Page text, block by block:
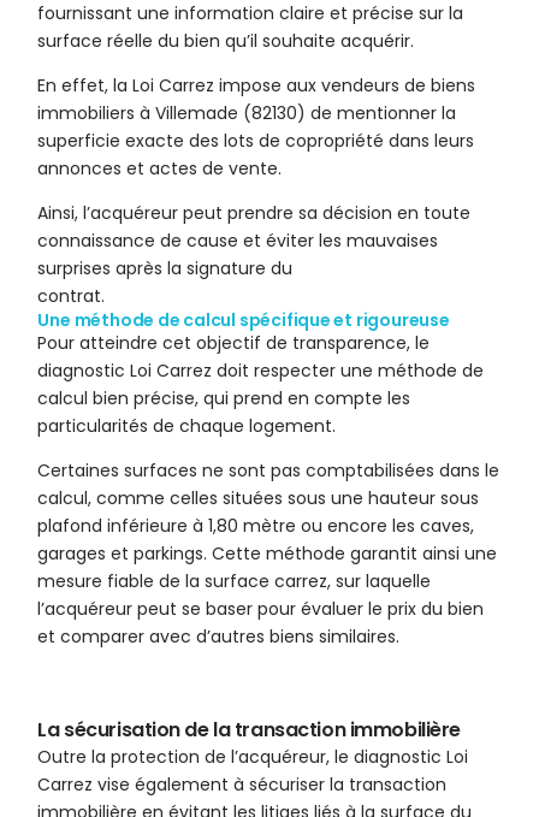
fournissant une information claire et précise sur la
surface réelle du bien qu’il souhaite acquérir.
En effet, la Loi Carrez impose aux vendeurs de biens
immobiliers à Villemade (82130) de mentionner la
superficie exacte des lots de copropriété dans leurs
annonces et actes de vente.
Ainsi, l’acquéreur peut prendre sa décision en toute
connaissance de cause et éviter les mauvaises
surprises après la signature du
contrat.
Une méthode de calcul spécifique et rigoureuse
Pour atteindre cet objectif de transparence, le
diagnostic Loi Carrez doit respecter une méthode de
calcul bien précise, qui prend en compte les
particularités de chaque logement.
Certaines surfaces ne sont pas comptabilisées dans le
calcul, comme celles situées sous une hauteur sous
plafond inférieure à 1,80 mètre ou encore les caves,
garages et parkings. Cette méthode garantit ainsi une
mesure fiable de la surface carrez, sur laquelle
l’acquéreur peut se baser pour évaluer le prix du bien
et comparer avec d’autres biens similaires.
La sécurisation de la transaction immobilière
Outre la protection de l’acquéreur, le diagnostic Loi
Carrez vise également à sécuriser la transaction